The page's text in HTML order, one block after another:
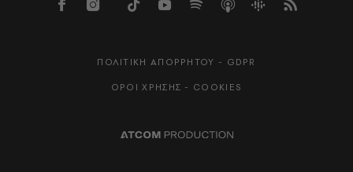
ΠΟΛΙΤΙΚΗ ΑΠΟΡΡΗΤΟΥ - GDPR
ΟΡΟΙ ΧΡΗΣΗΣ - COOKIES